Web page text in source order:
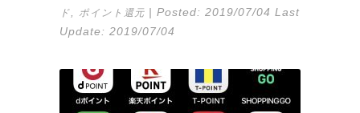
ド
ポイント還元 | Posted: 2019/07/04 Last
Update: 2019/07/04